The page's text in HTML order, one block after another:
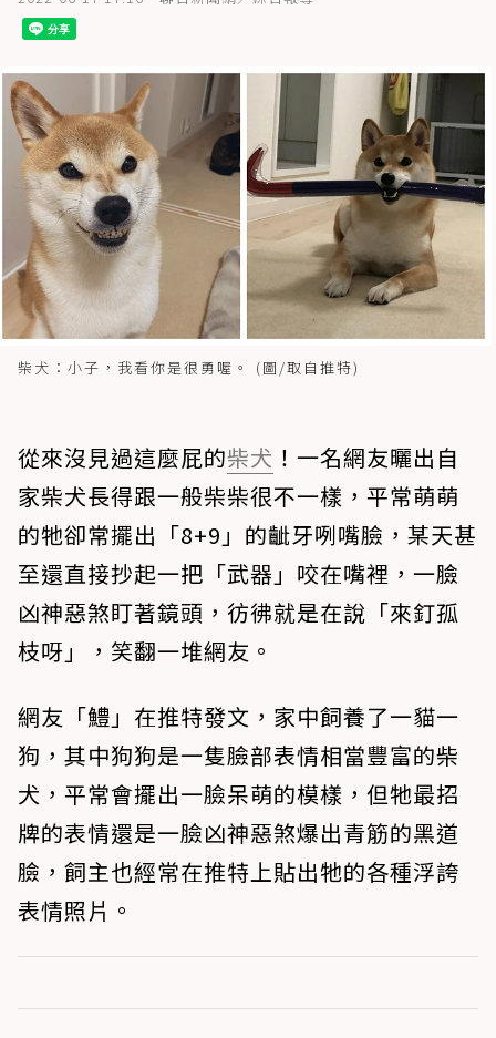
柴犬：小子，我看你是很勇喔。 (圖/取自推特)
從來沒見過這麼屁的柴犬 ！一名網友曬出自
家柴犬長得跟一般柴柴很不一樣，平常萌萌
的牠卻常擺出「8+9」的齜牙咧嘴臉，某天甚
至還直接抄起一把「武器」咬在嘴裡，一臉
凶神惡煞盯著鏡頭，彷彿就是在說「來釘孤
枝呀」，笑翻一堆網友。
網友「鱧」在推特發文，家中飼養了一貓一
狗，其中狗狗是一隻臉部表情相當豐富的柴
犬，平常會擺出一臉呆萌的模樣，但牠最招
牌的表情還是一臉凶神惡煞爆出青筋的黑道
臉，飼主也經常在推特上貼出牠的各種浮誇
表情照片。